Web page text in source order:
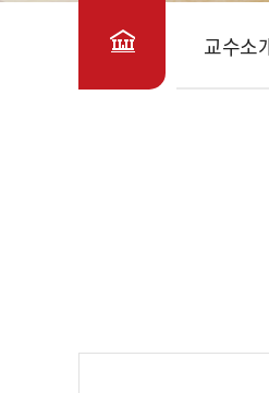
교수소